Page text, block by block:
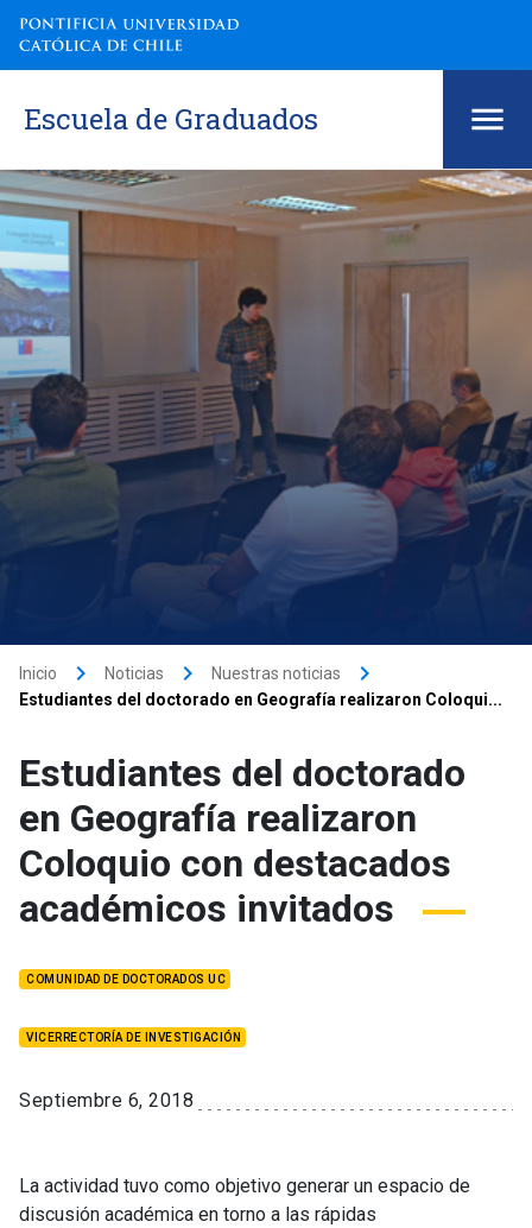
Escuela de Graduados
Inicio keyboard_arrow_right Noticias keyboard_arrow_right Nuestras noticias keyboard_arrow_right
Estudiantes del doctorado en Geografía realizaron Coloqui...
Estudiantes del doctorado
en Geografía realizaron
Coloquio con destacados
académicos invitados
COMUNIDAD DE DOCTORADOS UC
VICERRECTORÍA DE INVESTIGACIÓN
Septiembre 6, 2018
La actividad tuvo como objetivo generar un espacio de
discusión académica en torno a las rápidas